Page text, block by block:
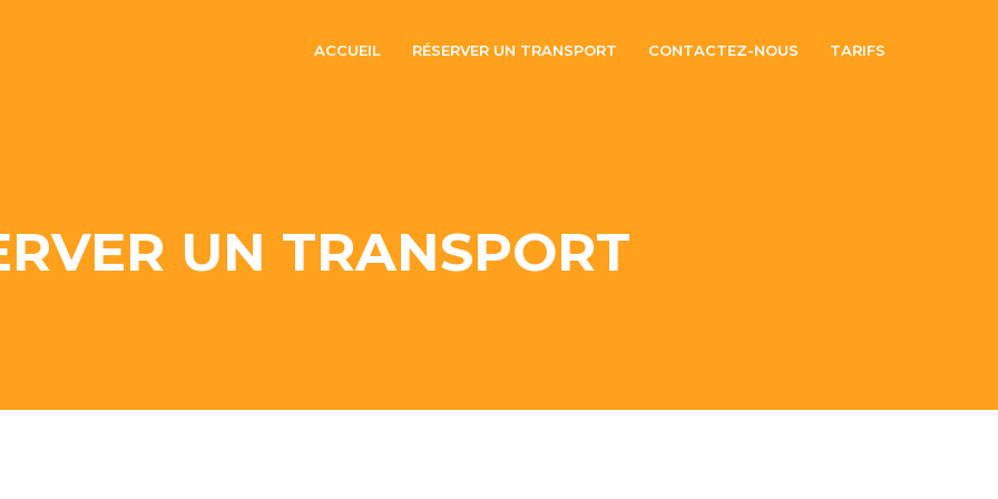
ACCUEIL RÉSERVER UN TRANSPORT CONTACTEZ-NOUS TARIFS
UN TRANSPORT